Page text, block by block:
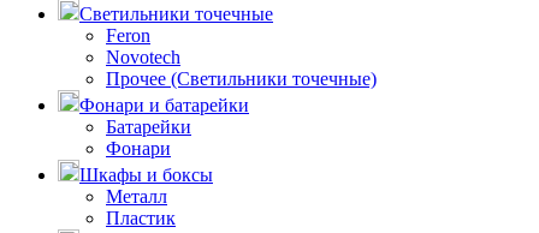
Светильники точечные
Feron
Novotech
Прочее (Светильники точечные)
Фонари и батарейки
Батарейки
Фонари
Шкафы и боксы
Металл
Пластик